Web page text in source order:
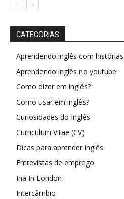
CATEGORIAS
Aprendendo inglês com histórias
Aprendendo inglês no youtube
Como dizer em inglês?
Como usar em inglês?
Curiosidades do Inglês
Curriculum Vitae (CV)
Dicas para aprender inglês
Entrevistas de emprego
Ina In London
Intercâmbio